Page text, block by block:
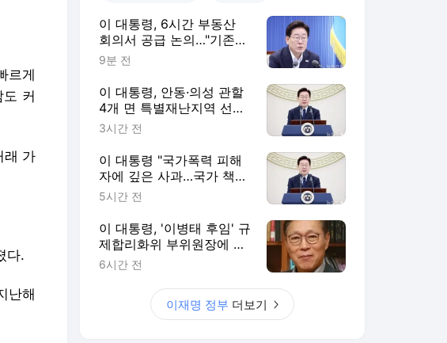
르게
커
래 가
다.
난해
이 대통령, 6시간 부동산
회의서 공급 논의…"기존
사고 방식에 매달리지 말고
9분 전
이 대통령, 안동·의성 관할
4개 면 특별재난지역 선
포…복구 비용 추가 지원
3시간 전
이 대통령 "국가폭력 피해
자에 깊은 사과…국가 책임
에 유효기간 없어"(종합)
5시간 전
이 대통령, '이병태 후임' 규
제합리화위 부위원장에 김
태유 서울대 교수 위촉
6시간 전
이재명 정부 더보기